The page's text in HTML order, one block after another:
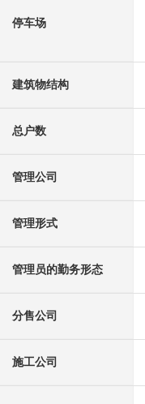
停车场
建筑物结构
总户数
管理公司
管理形式
管理员的勤务形态
分售公司
施工公司